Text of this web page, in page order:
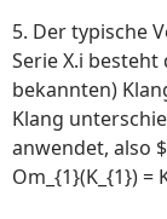
5. Der typische
Serie X.i
bekannten)
Klang
anwendet, also
Om_{1}(K_{1}) =